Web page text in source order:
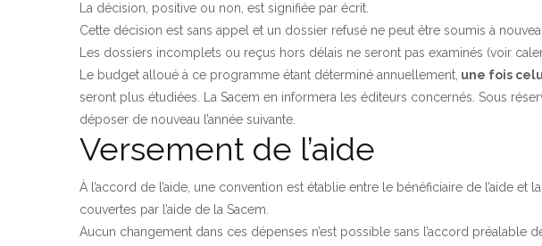
La décision, positive ou non, est signifiée par écrit.
Cette décision est sans appel et un dossier refusé ne peut être soumis à
Les dossiers incomplets ou reçus hors délais ne seront pas examinés (voir
Le budget alloué à ce programme étant déterminé annuellement, une fois
seront plus étudiées. La Sacem en informera les éditeurs concernés. Sous
déposer de nouveau l’année suivante.
Versement de l’aide
À l’accord de l’aide, une convention est établie entre le bénéficiaire de l’aide et
couvertes par l’aide de la Sacem.
Aucun changement dans ces dépenses n’est possible sans l’accord préalable